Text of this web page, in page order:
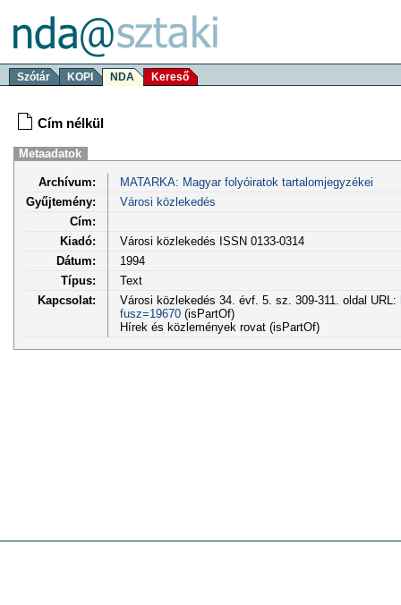
Szótár KOPI NDA Kereső
Cím nélkül
Metaadatok
Archívum:
MATARKA: Magyar folyóiratok tartalomjegyzékei
Gyűjtemény:
Városi közlekedés
Cím:
Kiadó:
Városi közlekedés ISSN 0133-0314
Dátum:
1994
Típus:
Text
Kapcsolat:
Városi közlekedés 34. évf. 5. sz. 309-311. oldal URL:
fusz=19670(isPartOf)
Hírek és közlemények rovat (isPartOf)